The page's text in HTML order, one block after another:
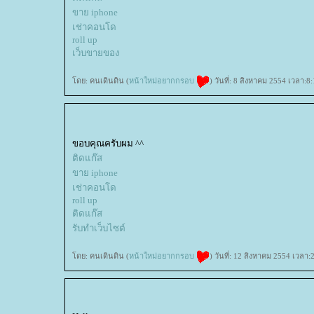
ขาย iphone
เช่าคอนโด
roll up
เว็บขายของ
ดย: คนเดินดิน (หน้าใหม่อยากกรอบ ) วันที่: 8 สิงหาคม 2554 เวลา
ขอบคุณครับผม ^^
ติดแก๊ส
ขาย iphone
เช่าคอนโด
roll up
ติดแก๊ส
รับทำเว็บไซต์
ดย: คนเดินดิน (หน้าใหม่อยากกรอบ ) วันที่: 12 สิงหาคม 2554 เวลา